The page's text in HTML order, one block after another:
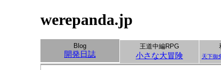
werepanda.jp
Blog
開発日誌
王道中編RPG
小さな大冒険 天下御